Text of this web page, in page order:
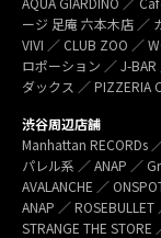
ージ 足庵 六本木店 ／
VIVI ／ CLUB ZOO ／
ロポーション ／ J-
ダックス ／ PIZZERIA
渋谷周辺店舗
Manhattan RECORDs
パレル系 ／ ANAP ／
AVALANCHE ／
ANAP ／ ROSEBULLET
STRANGE THE STORE